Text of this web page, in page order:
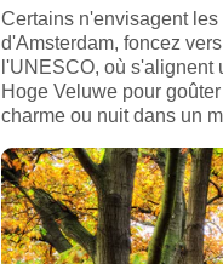
Certains n'envisagent
d'Amsterdam, foncez
l'UNESCO, où
Hoge Veluwe pour
charme ou nuit dans un